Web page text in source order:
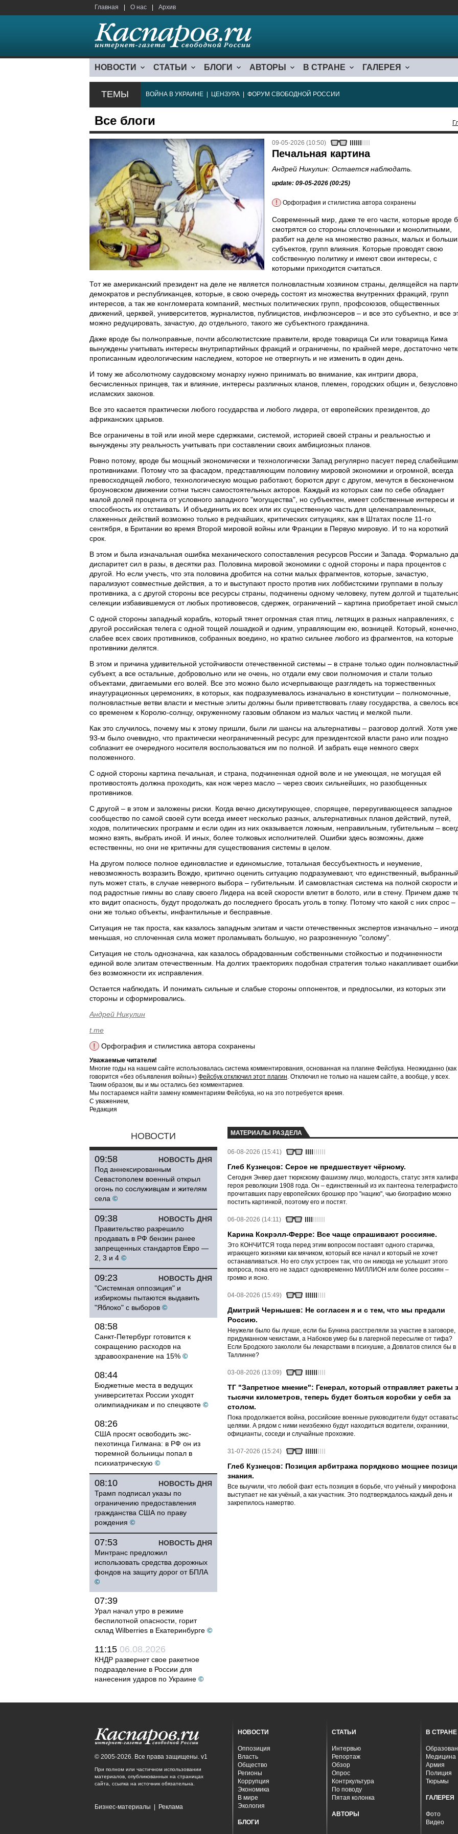
Главная О нас Архив
НОВОСТИ СТАТЬИ БЛОГИ АВТОРЫ В СТРАНЕ ГАЛЕРЕЯ
ТЕМЫ ВОЙНА В УКРАИНЕ ЦЕНЗУРА ФОРУМ СВОБОДНОЙ РОССИИ
Все блоги
09-05-2026 (10:50)
Печальная картина
Андрей Никулин: Остается наблюдать.
update: 09-05-2026 (00:25)
! Орфография и стилистика автора сохранены
Современный мир, даже те его части, которые вроде
смотрятся со стороны сплоченными и монолитными,
разбит на деле на множество разных, малых и
субъектов, групп влияния. Которые проводят свою
собственную политику и имеют свои интересы, с
которыми приходится считаться.
Тот же американский президент на деле не является полновластным хозяином страны, делящейся на
демократов и республиканцев, которые, в свою очередь состоят из множества внутренних фракций, групп
интересов, а так же конгломерата компаний, местных политических групп, профсоюзов, общественных
движений, церквей, университетов, журналистов, публицистов, инфлюэнсеров – и все это субъектно, и все
можно редуцировать, зачастую, до отдельного, такого же субъектного гражданина.
Даже вроде бы полноправные, почти абсолютистские правители, вроде товарища Си или товарища Кима
вынуждены учитывать интересы внутрипартийных фракций и ограничены, по крайней мере, достаточно
прописанным идеологическим наследием, которое не отвергнуть и не изменить в один день.
И тому же абсолютному саудовскому монарху нужно принимать во внимание, как интриги двора,
бесчисленных принцев, так и влияние, интересы различных кланов, племен, городских общин и,
исламских законов.
Все это касается практически любого государства и любого лидера, от европейских президентов, до
африканских царьков.
Все ограничены в той или иной мере сдержками, системой, историей своей страны и реальностью и
вынуждены эту реальность учитывать при составлении своих амбициозных планов.
Ровно потому, вроде бы мощный экономически и технологически Запад регулярно пасует перед
противниками. Потому что за фасадом, представляющим половину мировой экономики и огромной, всегда
превосходящей любого, технологическую мощью работают, борются друг с другом, мечутся в бесконечном
броуновском движении сотни тысяч самостоятельных акторов. Каждый из которых сам по себе обладает
малой долей процента от условного западного "могущества", но субъектен, имеет собственные интересы и
способность их отстаивать. И объединить их всех или их существенную часть для целенаправленных,
слаженных действий возможно только в редчайших, критических ситуациях, как в Штатах после 11-го
сентября, в Британии во время Второй мировой войны или Франции в Первую мировую. И то на короткий
срок.
В этом и была изначальная ошибка механического сопоставления ресурсов России и Запада. Формально
диспаритет сил в разы, в десятки раз. Половина мировой экономики с одной стороны и пара процентов с
другой. Но если учесть, что эта половина дробится на сотни малых фрагментов, которые, зачастую,
парализуют совместные действия, а то и выступают просто против них лоббистскими группами в пользу
противника, а с другой стороны все ресурсы страны, подчинены одному человеку, путем долгой и
селекции избавившемуся от любых противовесов, сдержек, ограничений – картина приобретает иной
С одной стороны западный корабль, который тянет огромная стая птиц, летящих в разных направлениях, с
другой российская телега с одной тощей лошадкой и одним, управляющим ею, возницей. Который, конечно,
слабее всех своих противников, собранных воедино, но кратно сильнее любого из фрагментов, на которые
противники делятся.
В этом и причина удивительной устойчивости отечественной системы – в стране только один
субъект, а все остальные, добровольно или не очень, но отдали ему свои полномочия и стали только
объектами, двигаемыми его волей. Все это можно было исчерпывающе разглядеть на торжественных
инаугурационных церемониях, в которых, как подразумевалось изначально в конституции – полномочные,
полновластные ветви власти и местные элиты должны были приветствовать главу государства, а свелось
со временем к Королю-солнцу, окруженному газовым облаком из малых частиц и мелкой пыли.
Как это случилось, почему мы к этому пришли, были ли шансы на альтернативы – разговор долгий. Хотя
93-м было очевидно, что практически неограниченный ресурс для президентской власти рано или поздно
соблазнит ее очередного носителя воспользоваться им по полной. И забрать еще немного сверх
положенного.
С одной стороны картина печальная, и страна, подчиненная одной воле и не умеющая, не могущая ей
противостоять должна проходить, как нож через масло – через своих сильнейших, но разобщенных
противников.
С другой – в этом и заложены риски. Когда вечно дискутирующее, спорящее, переругивающееся западное
сообщество по самой своей сути всегда имеет несколько разных, альтернативных планов действий, путей,
ходов, политических программ и если один из них оказывается ложным, неправильным, губительным –
можно взять, выбрать иной. И иных, более толковых исполнителей. Ошибки здесь возможны, даже
естественны, но они не критичны для существования системы в целом.
На другом полюсе полное единовластие и единомыслие, тотальная бессубъектность и неумение,
невозможность возразить Вождю, критично оценить ситуацию подразумевают, что единственный,
путь может стать, в случае неверного выбора – губительным. И самовластная система на полной скорости и
под радостные гимны во славу своего Лидера на всей скорости влетит в болото, или в стену. Причем даже
кто видит опасность, будут продолжать до последнего бросать уголь в топку. Потому что какой с них спрос –
они же только объекты, инфантильные и бесправные.
Ситуация не так проста, как казалось западным элитам и части отечественных экспертов изначально –
меньшая, но сплоченная сила может проламывать большую, но разрозненную "солому".
Ситуация не столь однозначна, как казалось обрадованным собственными стойкостью и подчиненности
единой воле элитам отечественным. На долгих траекториях подобная стратегия только накапливает ошибки
без возможности их исправления.
Остается наблюдать. И понимать сильные и слабые стороны оппонентов, и предпосылки, из которых эти
стороны и сформировались.
Андрей Никулин
t.me
!
Орфография и стилистика автора сохранены
Уважаемые читатели!
Многие годы на нашем сайте использовалась система комментирования, основанная на плагине Фейсбука. Неожиданно (как
говорится «без объявления войны») Фейсбук отключил этот плагин. Отключил не только на нашем сайте, а вообще, у всех.
Таким образом, вы и мы остались без комментариев.
Мы постараемся найти замену комментариям Фейсбука, но на это потребуется время.
С уважением,
Редакция
НОВОСТИ
НОВОСТЬ ДНЯ
09:58
Под аннексированным
Севастополем военный открыл
огонь по сослуживцам и жителям
села ©
НОВОСТЬ ДНЯ
09:38
Правительство разрешило
продавать в РФ бензин ранее
запрещенных стандартов Евро —
2, 3 и 4 ©
НОВОСТЬ ДНЯ
09:23
"Системная оппозиция" и
избиркомы пытаются выдавить
"Яблоко" с выборов ©
08:58
Санкт-Петербург готовится к
сокращению расходов на
здравоохранение на 15% ©
08:44
Бюджетные места в ведущих
университетах России уходят
олимпиадникам и по спецквоте ©
08:26
США просят освободить экс-
пехотинца Гилмана: в РФ он из
тюремной больницы попал в
психиатрическую ©
НОВОСТЬ ДНЯ
08:10
Трамп подписал указы по
ограничению предоставления
гражданства США по праву
рождения ©
НОВОСТЬ ДНЯ
07:53
Минтранс предложил
использовать средства дорожных
фондов на защиту дорог от БПЛА
©
07:39
Урал начал утро в режиме
беспилотной опасности, горит
склад Wilberries в Екатеринбурге ©
11:15 06.08.2026
КНДР развернет свое ракетное
подразделение в России для
нанесения ударов по Украине ©
МАТЕРИАЛЫ РАЗДЕЛА
06-08-2026 (15:41)
Глеб Кузнецов: Серое не предшествует чёрному.
Сегодня Энвер дает тюркскому фашизму лицо, молодость, статус зятя
героя революции 1908 года. Он – единственный из их пантеона
прочитавших пару европейских брошюр про "нацию", чью биографию можно
постить картинкой, поэтому его и постят.
06-08-2026 (14:11)
Карина Кокрэлл-Ферре: Все чаще спрашивают россияне.
Это КОНЧИТСЯ тогда перед этим вопросом поставят одного старичка,
играющего жизнями как мячиком, который все начал и который не хочет
останавливаться. Но его слух устроен так, что он никогда не услышит этого
вопроса, пока его не задаст одновременно МИЛЛИОН или более россиян –
громко и ясно.
04-08-2026 (15:49)
Дмитрий Чернышев: Не согласен я и с тем, что мы предали
Россию.
Неужели было бы лучше, если бы Бунина расстреляли за участие в заговоре,
придуманном чекистами, а Набоков умер бы в лагерной пересылке от тифа?
Если Бродского закололи бы лекарствами в психушке, а Довлатов спился бы в
Таллинне?
03-08-2026 (13:09)
ТГ "Запретное мнение": Генерал, который отправляет ракеты
тысячи километров, теперь будет бояться коробки у себя за
столом.
Пока продолжается война, российские военные руководители будут
целями. А рядом с ними неизбежно будут находиться водители, охранники,
официанты, соседи и случайные прохожие.
31-07-2026 (15:24)
Глеб Кузнецов: Позиция арбитража порядково мощнее
знания.
Все выучили, что любой факт есть позиция в борьбе, что учёный у микрофона
выступает не как учёный, а как участник. Это подтверждалось каждый день и
закрепилось намертво.
© 2005-2026. Все права защищены. v1
При полном или частичном использовании
материалов, опубликованных на страницах
сайта, ссылка на источник обязательна.
Бизнес-материалы Реклама
НОВОСТИ
Оппозиция
Власть
Общество
Регионы
Коррупция
Экономика
В мире
Экология
БЛОГИ
СТАТЬИ
Интервью
Репортаж
Обзор
Опрос
Контркультура
По поводу
Пятая колонка
АВТОРЫ
В СТРАНЕ
Медицина
Армия
Полиция
Тюрьмы
ГАЛЕРЕЯ
Фото
Видео